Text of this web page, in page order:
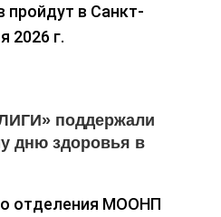
пройдут в Санкт-
2026 г.
поддержали
дню здоровья в
отделения МООНП